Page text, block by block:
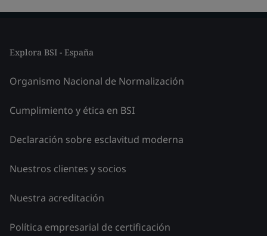
Explora BSI - España
Organismo Nacional de Normalización
Cumplimiento y ética en BSI
Declaración sobre esclavitud moderna
Nuestros clientes y socios
Nuestra acreditación
Política empresarial de certificación